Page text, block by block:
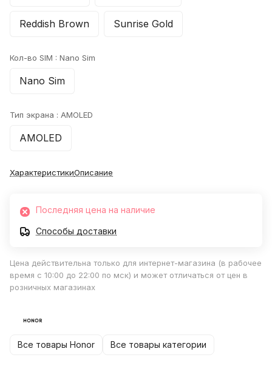
Reddish Brown Sunrise Gold
Кол-во SIM : Nano Sim
Nano Sim
Тип экрана : AMOLED
AMOLED
ХарактеристикиОписание
Последняя цена на наличие
Способы доставки
Цена действительна только для интернет-магазина (в рабочее
время с 10:00 до 22:00 по мск) и может отличаться от цен в
розничных магазинах
Все товары Honor Все товары категории